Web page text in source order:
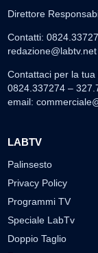
Direttore
Contatti:
redazione@labtv.net
Contattaci per la tua
0824.337274 –
email:
LABTV
Palinsesto
Privacy Policy
Programmi TV
Speciale LabTv
Doppio Taglio